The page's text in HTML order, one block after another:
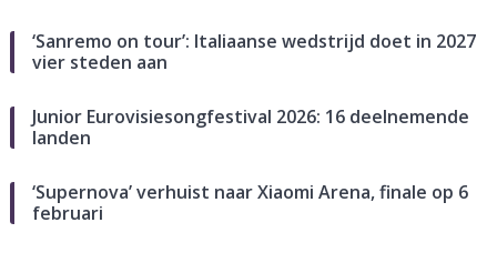
‘Sanremo on tour’: Italiaanse wedstrijd doet in 2027
vier steden aan
Junior Eurovisiesongfestival 2026: 16 deelnemende
landen
‘Supernova’ verhuist naar Xiaomi Arena, finale op 6
februari